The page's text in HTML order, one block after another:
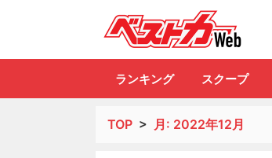
ランキング スクープ
TOP > 月: 2022年12月